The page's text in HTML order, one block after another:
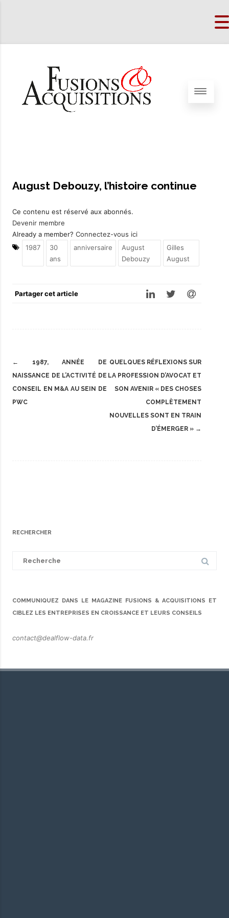
August Debouzy, l’histoire continue
Ce contenu est réservé aux abonnés.
Devenir membre
Already a member? Connectez-vous ici
1987
30
ans
anniversaire
August
Debouzy
Gilles
August
Partager cet article
Post
navigation
←
1987, ANNÉE DE
NAISSANCE DE L’ACTIVITÉ DE
CONSEIL EN M&A AU SEIN DE
PWC
QUELQUES RÉFLEXIONS SUR
LA PROFESSION D’AVOCAT ET
SON AVENIR « DES CHOSES
COMPLÈTEMENT
NOUVELLES SONT EN TRAIN
D’ÉMERGER » →
RECHERCHER
COMMUNIQUEZ DANS LE MAGAZINE FUSIONS & ACQUISITIONS ET
CIBLEZ LES ENTREPRISES EN CROISSANCE ET LEURS CONSEILS
contact@dealflow-data.fr